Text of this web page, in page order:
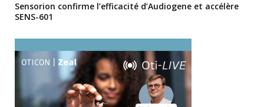
Sensorion confirme l’efficacité d’Audiogene et accélère
SENS-601